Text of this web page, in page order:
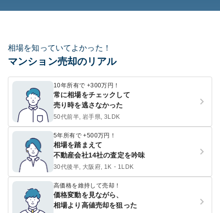
相場を知っていてよかった！
マンション売却のリアル
10年所有で +300万円！
常に相場をチェックして
売り時を逃さなかった
50代前半, 岩手県, 3LDK
5年所有で +500万円！
相場を踏まえて
不動産会社14社の査定を吟味
30代後半, 大阪府, 1K・1LDK
高価格を維持して売却！
価格変動を見ながら、
相場より高値売却を狙った